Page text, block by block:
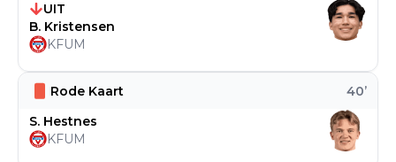
Rode Kaart 40’
S. Hestnes
KFUM
UIT
B. Kristensen
KFUM